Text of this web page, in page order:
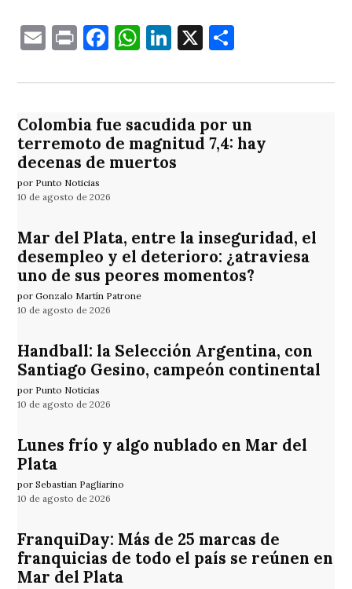
EmailPrintFacebook
WhatsApp
LinkedIn
X
Colombia fue sacudida por un
terremoto de magnitud 7,4: hay
decenas de muertos
por Punto Noticias
10 de agosto de 2026
Mar del Plata, entre la inseguridad, el
desempleo y el deterioro: ¿atraviesa
uno de sus peores momentos?
por Gonzalo Martín Patrone
10 de agosto de 2026
Handball: la Selección Argentina, con
Santiago Gesino, campeón continental
por Punto Noticias
10 de agosto de 2026
Lunes frío y algo nublado en Mar del
Plata
por Sebastian Pagliarino
10 de agosto de 2026
FranquiDay: Más de 25 marcas de
franquicias de todo el país se reúnen en
Mar del Plata